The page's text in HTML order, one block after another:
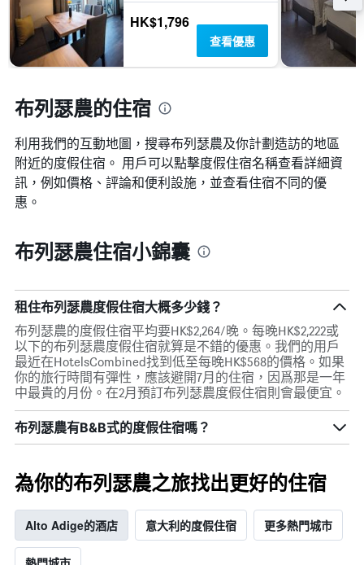
1
條
X
軸，
一
週
中
的
各
天
此
具
有
條
Y
軸，
顯
示
房
間
的
平
均
價
HK$1,796
查看優惠
布列瑟農的住宿
利用我們的互動地圖，搜尋布列瑟農​及你計劃造訪的地區
附近的度假住宿。 用戶可以點擊度假住宿名稱查看詳細資
訊，例如價格、評論和便利設施，並查看住宿不同的優
惠。
布列瑟農住宿小錦囊
租住布列瑟農度假住宿大概多少錢？
布列瑟農的度假住宿平均要HK$2,264/晚。每晚HK$2,222或
以下的布列瑟農度假住宿就算是不錯的優惠。我們的用戶
最近在HotelsCombined找到低至每晚HK$568的價格。如果
你的旅行時間有彈性，應該避開7月的住宿，因爲那是一年
中最貴的月份。在2月預訂布列瑟農度假住宿則會最便宜。
布列瑟農有B&B式的度假住宿嗎？
為你的布列瑟農之旅找出更好的住宿
Alto Adige的酒店 意大利的度假住宿 更多熱門城市